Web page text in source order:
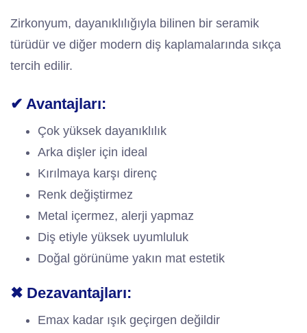
Zirkonyum, dayanıklılığıyla bilinen bir seramik
türüdür ve diğer modern diş kaplamalarında sıkça
tercih edilir.
✔ Avantajları:
Çok yüksek dayanıklılık
Arka dişler için ideal
Kırılmaya karşı direnç
Renk değiştirmez
Metal içermez, alerji yapmaz
Diş etiyle yüksek uyumluluk
Doğal görünüme yakın mat estetik
✖ Dezavantajları:
Emax kadar ışık geçirgen değildir